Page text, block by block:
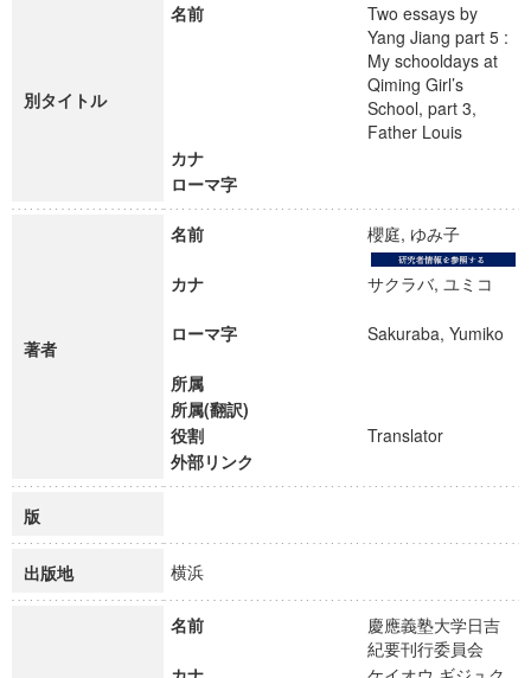
別タイトル
名前
Two essays by
Yang Jiang part 5 :
My schooldays at
Qiming Girl’s
School, part 3,
Father Louis
カナ
ローマ字
著者
名前 櫻庭, ゆみ子
カナ サクラバ, ユミコ
ローマ字 Sakuraba, Yumiko
所属
所属(翻訳)
役割
Translator
外部リンク
版
出版地 横浜
名前
慶應義塾大学日吉
紀要刊行委員会